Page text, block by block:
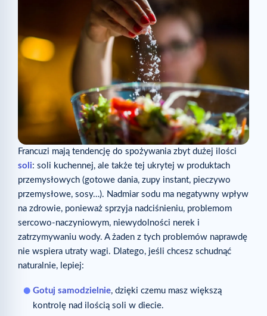
Francuzi mają tendencję do spożywania zbyt dużej ilości
soli: soli kuchennej, ale także tej ukrytej w produktach
przemysłowych (gotowe dania, zupy instant, pieczywo
przemysłowe, sosy…). Nadmiar sodu ma negatywny wpływ
na zdrowie, ponieważ sprzyja nadciśnieniu, problemom
sercowo-naczyniowym, niewydolności nerek i
zatrzymywaniu wody. A żaden z tych problemów naprawdę
nie wspiera utraty wagi. Dlatego, jeśli chcesz schudnąć
naturalnie, lepiej:
Gotuj samodzielnie, dzięki czemu masz większą
kontrolę nad ilością soli w diecie.